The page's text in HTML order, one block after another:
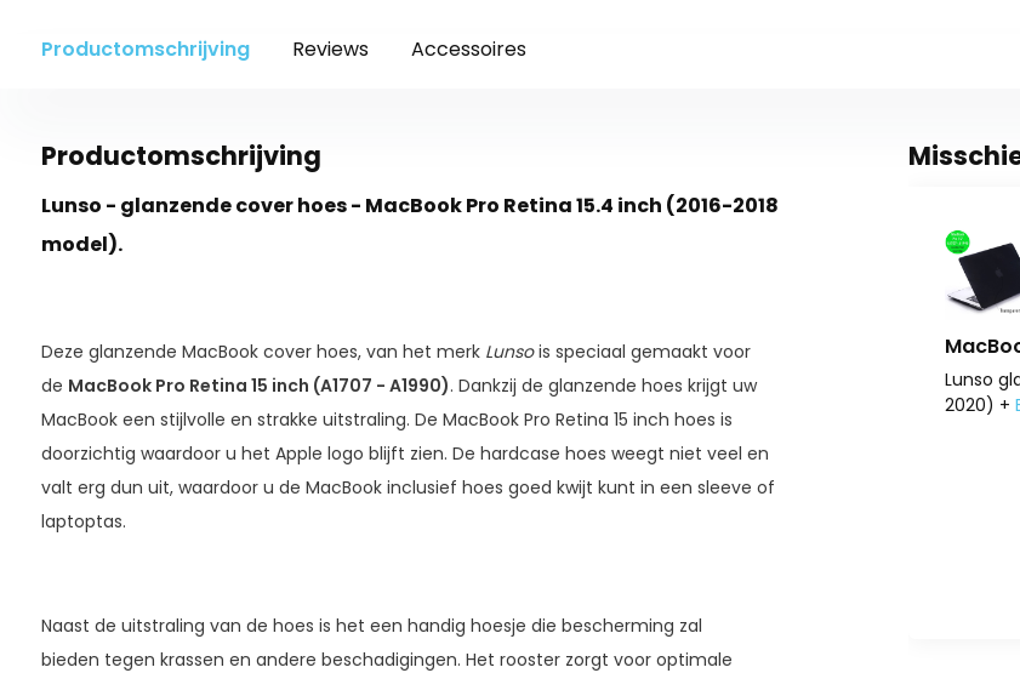
Productomschrijving Reviews Accessoires
Productomschrijving
Lunso - glanzende cover hoes - MacBook Pro Retina 15.4 inch (2016-2018
model).
Deze glanzende MacBook cover hoes, van het merk Lunsois speciaal gemaakt voor
de MacBook Pro Retina 15 inch (A1707 - A1990). Dankzij de glanzende hoes krijgt uw
MacBook een stijlvolle en strakke uitstraling. De MacBook Pro Retina 15 inch hoes is
doorzichtig waardoor u het Apple logo blijft zien. De hardcase hoes weegt niet veel en
valt erg dun uit, waardoor u de MacBook inclusief hoes goed kwijt kunt in een sleeve of
laptoptas.
Naast de uitstraling van de hoes is het een handig hoesje die bescherming zal
bieden tegen krassen en andere beschadigingen. Het rooster zorgt voor optimale
Lunso
2020) +